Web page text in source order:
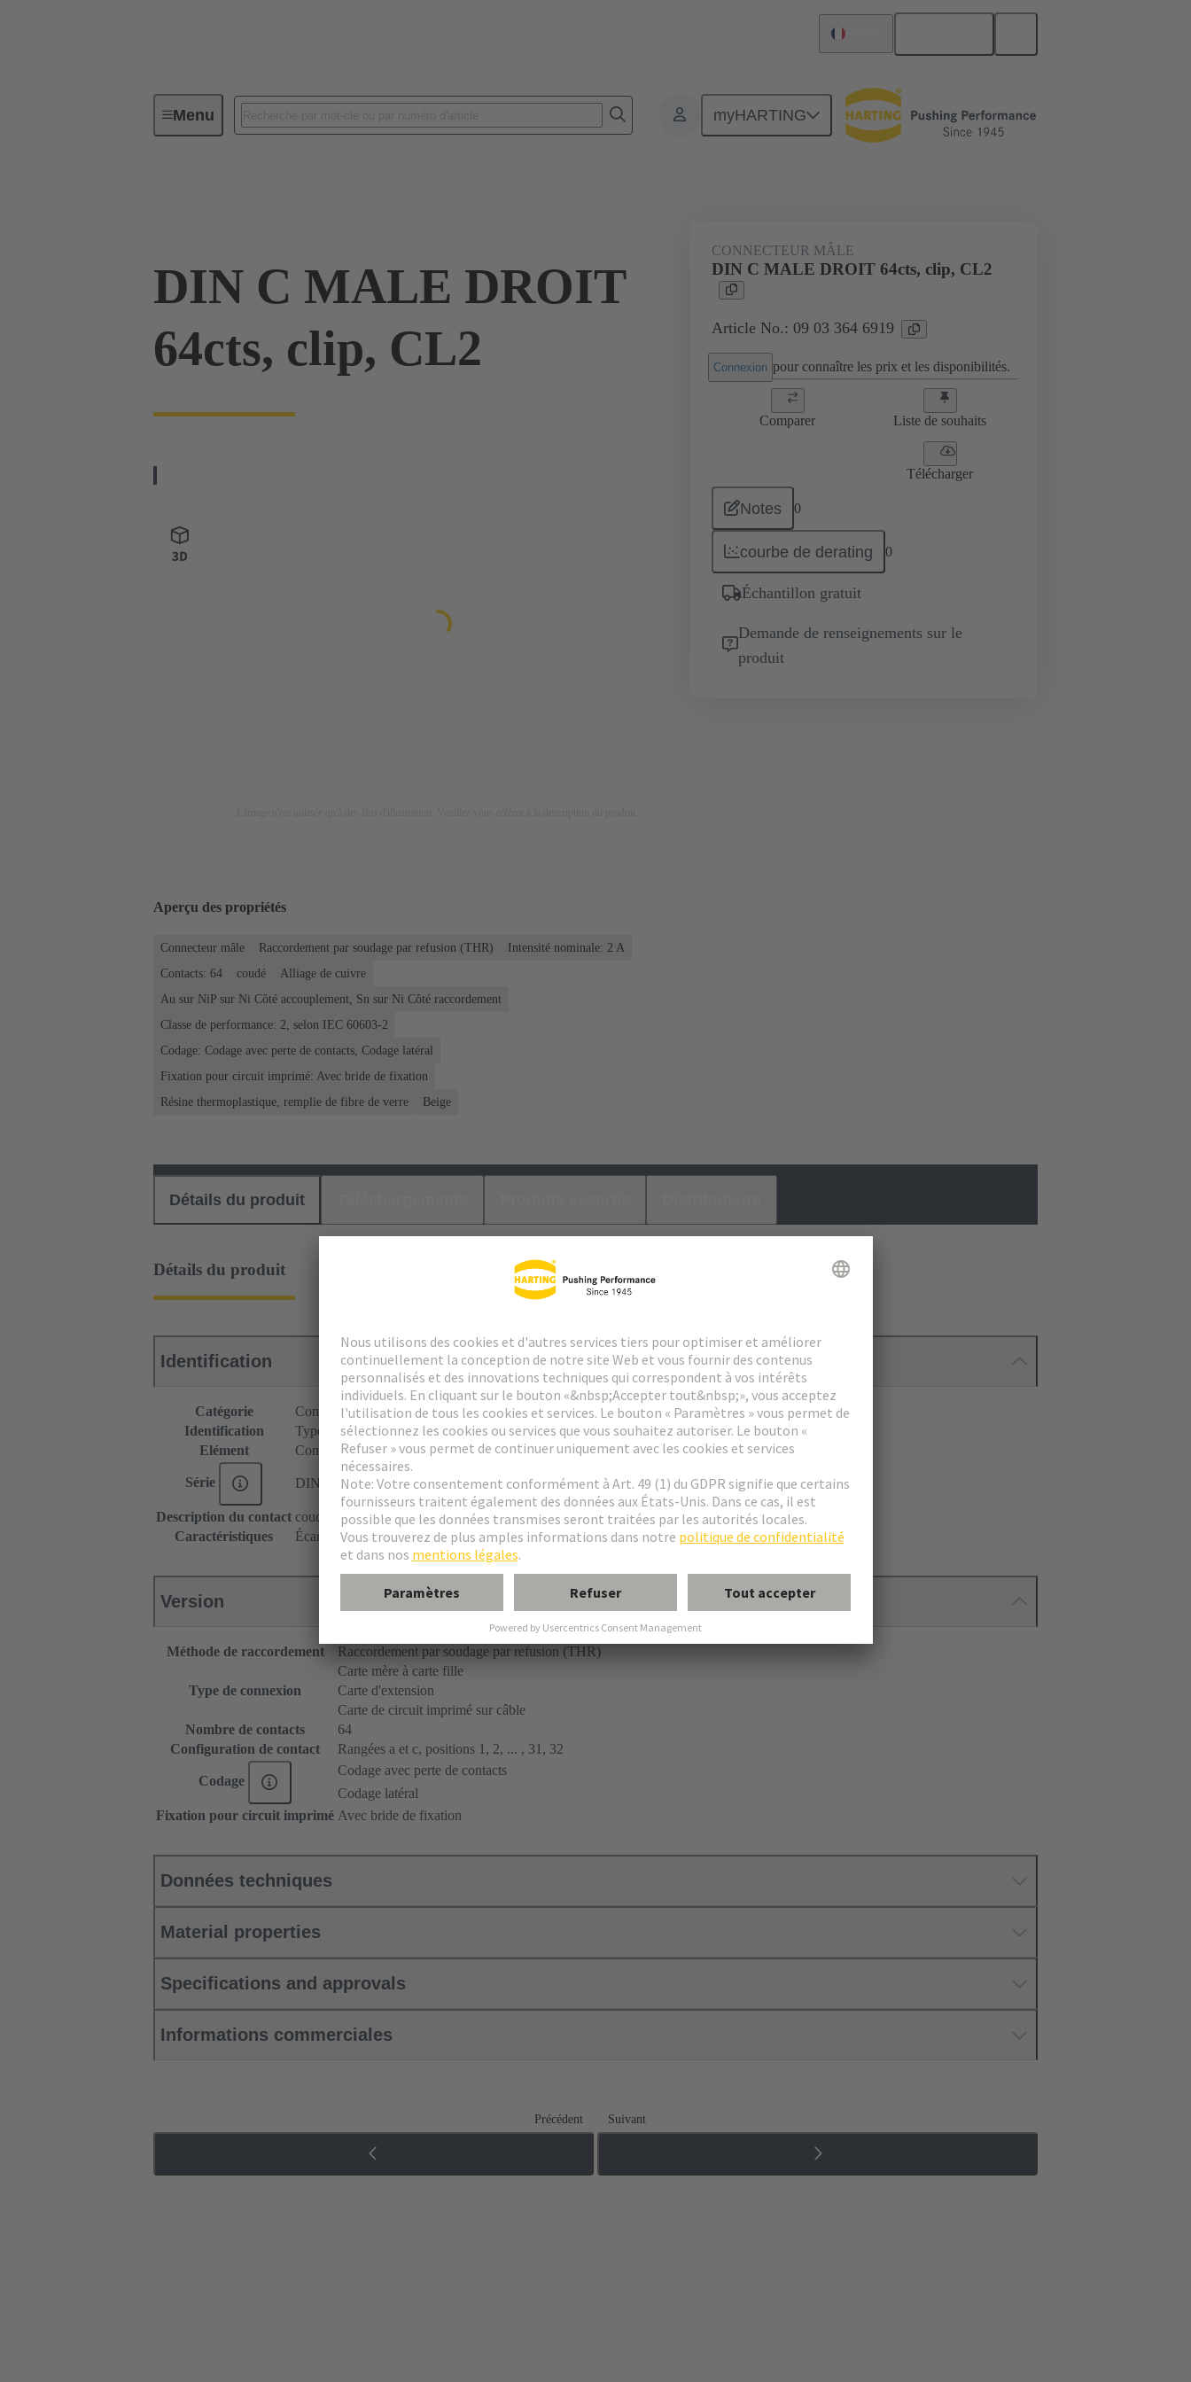
Menu myHARTING
Connectivité d'Equipements Connecteurs carte à carte Produits Raccordement carte mère à carte fille
DIN C MALE DROIT
64cts, clip, CL2
CONNECTEUR MÂLE
DIN C MALE DROIT 64cts, clip, CL2
Article No.: 09 03 364 6919
Connexion pour connaître les prix et les disponibilités.
Comparer Liste de souhaits
Télécharger
Notes 0
courbe de derating 0
Échantillon gratuit
Demande de renseignements sur le
produit
Aperçu des propriétés
Connecteur mâle Raccordement par soudage par refusion (THR)
Intensité nominale: ‌2 A
Contacts: 64
coudé
Alliage de cuivre
Au sur NiP sur Ni Côté accouplement, Sn sur Ni Côté raccordement
Classe de performance: 2, selon IEC 60603-2
Codage: Codage avec perte de contacts, Codage latéral
Fixation pour circuit imprimé: Avec bride de fixation
Résine thermoplastique, remplie de fibre de verre
Beige
Détails du produit
Détails du produit
Identification
Catégorie
Connecteurs
Identification
Type C
Elément
Connecteur mâle
Série DIN 41612
Description du contact coudé
Caractéristiques
Écarts de couleur et tâches admis
Version
Méthode de raccordement Raccordement par soudage par refusion (THR)
Type de connexion
Carte mère à carte fille
Carte d'extension
Carte de circuit imprimé sur câble
Nombre de contacts
64
Configuration de contact
Rangées a et c, positions 1, 2, ... , 31, 32
Codage
Codage avec perte de contacts
Codage latéral
Fixation pour circuit imprimé Avec bride de fixation
Données techniques
Material properties
Specifications and approvals
Informations commerciales
Précédent Suivant